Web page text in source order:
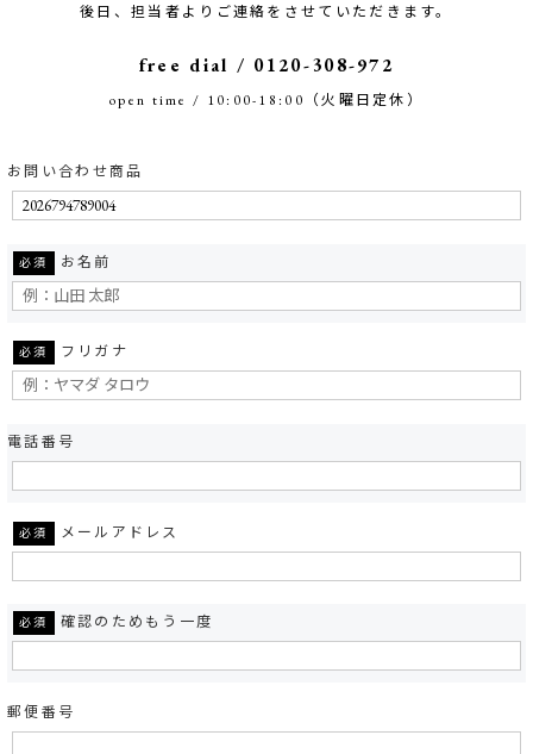
後日、担当者よりご連絡をさせていただきます。
free dial / 0120-308-972
open time / 10:00-18:00（火曜日定休）
お問い合わせ商品
必須 お名前
必須 フリガナ
電話番号
必須 メールアドレス
必須 確認のためもう一度
郵便番号